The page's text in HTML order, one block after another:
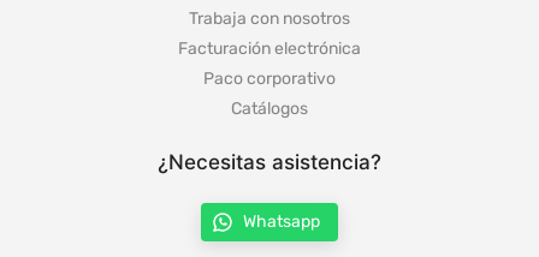
Trabaja con nosotros
Facturación electrónica
Paco corporativo
Catálogos
¿Necesitas asistencia?
Whatsapp